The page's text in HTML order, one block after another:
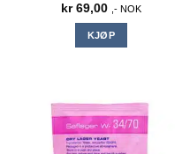
kr69,00 ,- NOK
KJØP